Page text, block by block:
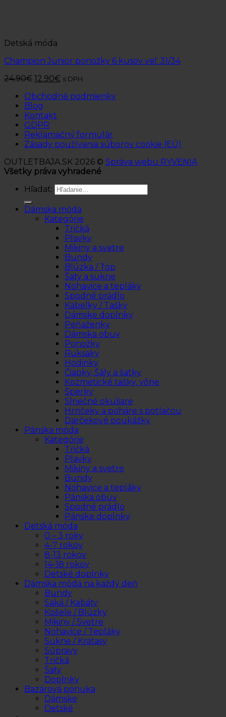
Detská móda
Champion Junior ponožky 6 kusov veľ. 31/34
24.90€ 12.90€ s DPH
Obchodné podmienky
Blog
Kontakt
GDPR
Reklamačný formulár
Zásady používania súborov cookie (EÚ)
OUTLETBAJA.SK 2026 © Správa webu RYVENIA
Všetky práva vyhradené
Hľadať:
Dámska móda
Kategórie
Tričká
Plavky
Mikiny a svetre
Bundy
Blúzka / Top
Šaty a sukne
Nohavice a tepláky
Spodné prádlo
Kabelky / Tašky
Dámske doplnky
Peňaženky
Dámska obuv
Ponožky
Ruksaky
Hodinky
Čiapky, Šály a šatky
Kozmetické tašky, vône
Šperky
Slnečné okuliare
Hrnčeky a poháre s potlačou
Darčekové poukážky
Pánska móda
Kategórie
Tričká
Plavky
Mikiny a svetre
Bundy
Nohavice a tepláky
Pánska obuv
Spodné prádlo
Pánske doplnky
Detská móda
0 – 3 roky
4-7 rokov
8-13 rokov
14-18 rokov
Detské doplnky
Dámska móda na každý deň
Bundy
Saká / Kabáty
Košele / Blúzky
Mikiny / Svetre
Nohavice / Tepláky
Sukne / Kraťasy
Súpravy
Tričká
Šaty
Doplnky
Bazárová ponuka
Dámske
Detské